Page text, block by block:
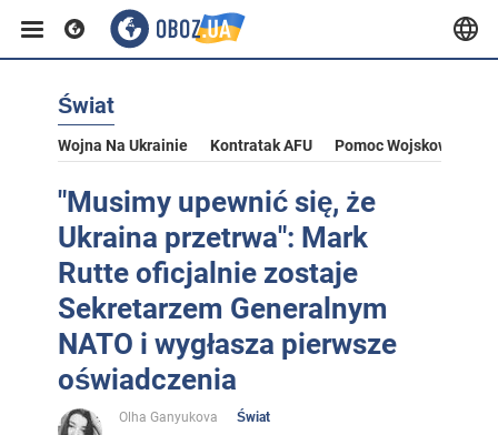
Świat
Wojna Na Ukrainie Kontratak AFU Pomoc Wojskowa Dla
"Musimy upewnić się, że
Ukraina przetrwa": Mark
Rutte oficjalnie zostaje
Sekretarzem Generalnym
NATO i wygłasza pierwsze
oświadczenia
Olha Ganyukova
Świat